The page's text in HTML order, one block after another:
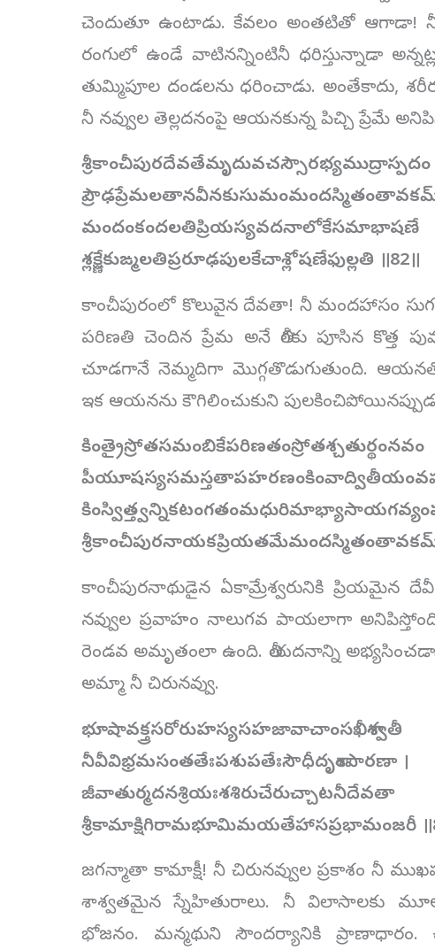
చెందుతూ ఉంటాడు. కేవలం అంతటితో ఆగాడా! నీ
రంగులో ఉండే వాటినన్నింటినీ ధరిస్తున్నాడా
తుమ్మిపూల దండలను ధరించాడు. అంతేకాదు,
నీ నవ్వుల తెల్లదనంపై ఆయనకున్న పిచ్చి ప్రేమే
శ్రీకాంచీపురదేవతేమృదువచస్సౌరభ్యముద్రాస్పదం
మందంకందలతిప్రియస్యవదనాలోకేసమాభాషణే
శ్లక్ష్ణేకుఙ్మలతిప్రరూఢపులకేచాశ్లోషణేఫుల్లతి ॥82॥
కాంచీపురంలో కొలువైన దేవతా! నీ మందహాసం
పరిణతి చెందిన ప్రేమ అనే తీగకు పూసిన కొత్త
చూడగానే నెమ్మదిగా మొగ్గతొడుగుతుంది. ఆయనతో
ఇక ఆయనను కౌగిలించుకుని
కింత్రైస్రోతసమంబికేపరిణతంస్రోతశ్చతుర్థంనవం
శ్రీకాంచీపురనాయకప్రియతమేమందస్మితంతావకమ్
కాంచీపురనాథుడైన ఏకామ్రేశ్వరునికి ప్రియమైన
నవ్వుల ప్రవాహం నాలుగవ పాయలాగా
రెండవ అమృతంలా ఉంది. తీయదనాన్ని
అమ్మా నీ చిరునవ్వు.
భూషావక్త్రసరోరుహస్యసహజావాచాంసఖీశాశ్వతీ
నీవీవిభ్రమసంతతేఃపశుపతేఃసౌధీదృశాంపారణా ।
జీవాతుర్మదనశ్రియఃశశిరుచేరుచ్చాటనీదేవతా
శ్రీకామాక్షిగిరామభూమిమయతేహాసప్రభామంజరీ
జగన్మాతా కామాక్షీ! నీ చిరునవ్వుల ప్రకాశం నీ
శాశ్వతమైన స్నేహితురాలు. నీ విలాసాలకు
భోజనం. మన్మథుని సౌందర్యానికి ప్రాణాధారం.